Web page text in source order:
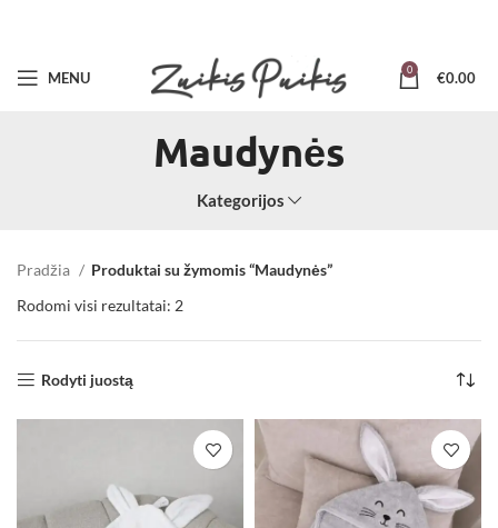
MENU 0 €0.00
Maudynės
Kategorijos
Pradžia
Produktai su žymomis “Maudynės”
Rodomi visi rezultatai: 2
Rodyti juostą